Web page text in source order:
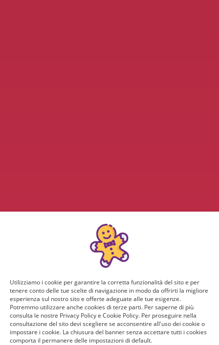
Utilizziamo i cookie per garantire la corretta funzionalità del sito e per
tenere conto delle tue scelte di navigazione in modo da offrirti la migliore
esperienza sul nostro sito e offerte adeguate alle tue esigenze.
Potremmo utilizzare anche cookies di terze parti. Per saperne di più
consulta le nostre Privacy Policy e Cookie Policy. Per proseguire nella
consultazione del sito devi scegliere se acconsentire all'uso dei cookie o
impostare i cookie. La chiusura del banner senza accettare tutti i cookies
comporta il permanere delle impostazioni di default.